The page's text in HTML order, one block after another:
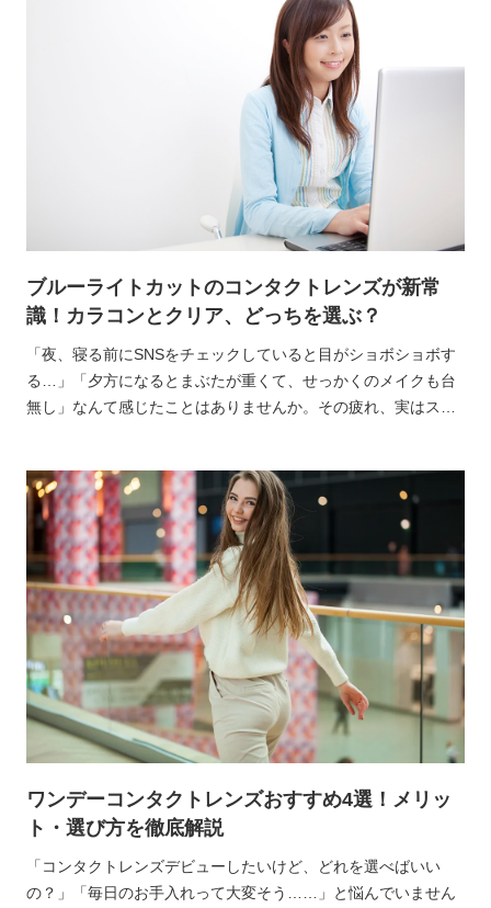
ブルーライトカットのコンタクトレンズが新常
識！カラコンとクリア、どっちを選ぶ？
「夜、寝る前にSNSをチェックしていると目がショボショボす
る…」「夕方になるとまぶたが重くて、せっかくのメイクも台
無し」なんて感じたことはありませんか。その疲れ、実はスマ
機能付きのコンタクトレンズなんです。
ワンデーコンタクトレンズおすすめ4選！メリッ
ト・選び方を徹底解説
「コンタクトレンズデビューしたいけど、どれを選べばいい
の？」「毎日のお手入れって大変そう……」と悩んでいません